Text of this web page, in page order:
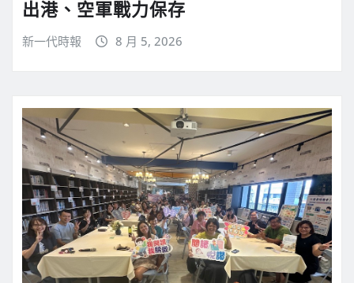
出港、空軍戰力保存
新一代時報 8 月 5, 2026